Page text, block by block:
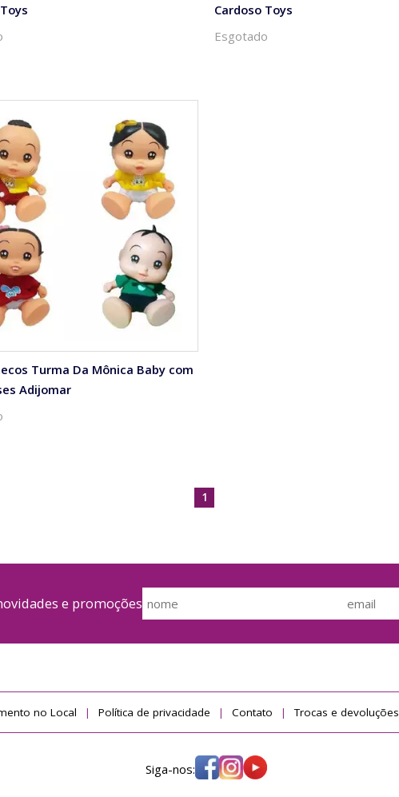
Cardoso Toys
Esgotado
Turma Da Mônica Baby com
Adijomar
1
e promoções
no Local Política de privacidade Contato Trocas e devoluções
Siga-nos: